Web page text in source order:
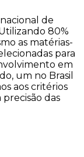
de
80%
as matérias-
para
em
um no Brasil
aos critérios
das